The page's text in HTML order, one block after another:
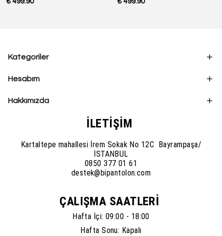
Kategoriler
Hesabım
Hakkımızda
İLETİŞİM
Kartaltepe mahallesi İrem Sokak No 12C Bayrampaşa/
İSTANBUL
0850 377 01 61
destek@bipantolon.com
ÇALIŞMA SAATLERİ
Hafta İçi: 09:00 - 18:00
Hafta Sonu: Kapalı